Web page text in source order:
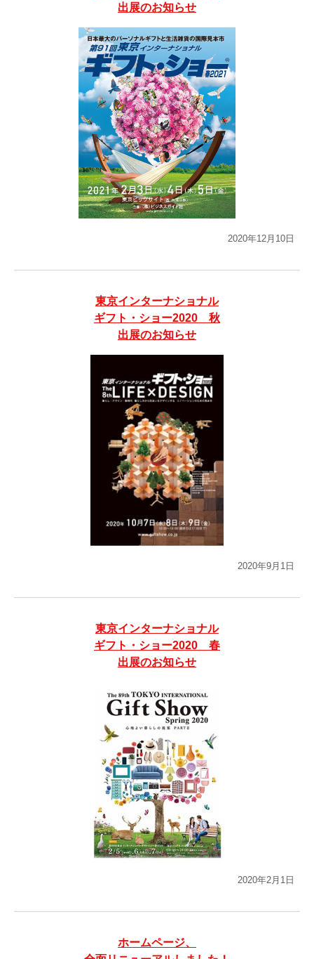
出展のお知らせ
2020年12月10日
東京インターナショナル
ギフト・ショー2020 秋
出展のお知らせ
2020年9月1日
東京インターナショナル
ギフト・ショー2020 春
出展のお知らせ
2020年2月1日
ホームページ、